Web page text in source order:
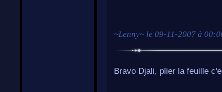
~Lenny~ le 09-11-2007 à
Bravo Djali, plier la feuille